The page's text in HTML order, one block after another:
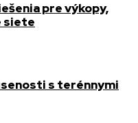
pre výkopy,
siete
s terénnymi